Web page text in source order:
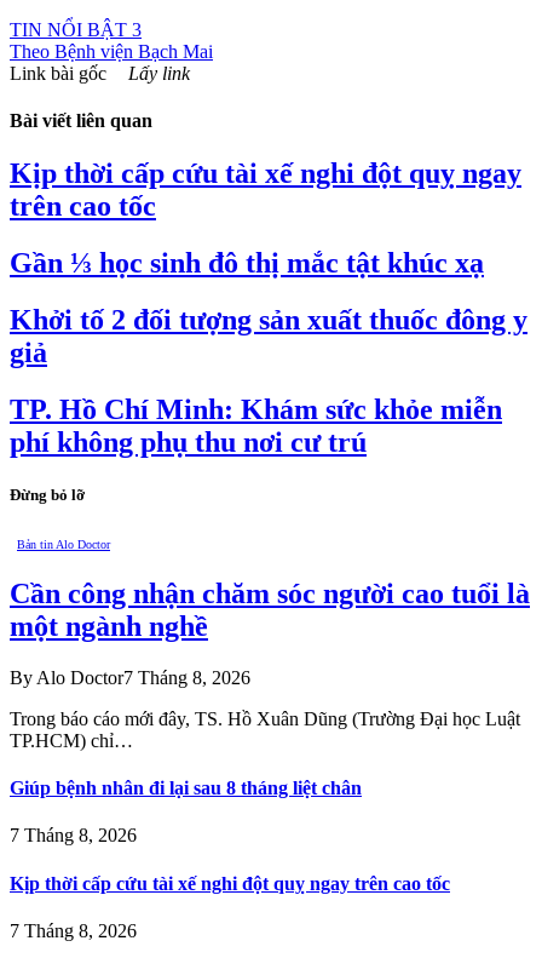
TIN NỔI BẬT 3
Theo Bệnh viện Bạch Mai
Link bài gốc
Lấy link
Bài viết liên quan
Kịp thời cấp cứu tài xế nghi đột quỵ ngay
trên cao tốc
Gần ⅓ học sinh đô thị mắc tật khúc xạ
Khởi tố 2 đối tượng sản xuất thuốc đông y
giả
TP. Hồ Chí Minh: Khám sức khỏe miễn
phí không phụ thu nơi cư trú
Đừng bỏ lỡ
Bản tin Alo Doctor
Cần công nhận chăm sóc người cao tuổi là
một ngành nghề
By Alo Doctor7 Tháng 8, 2026
Trong báo cáo mới đây, TS. Hồ Xuân Dũng (Trường Đại học Luật
TP.HCM) chỉ…
Giúp bệnh nhân đi lại sau 8 tháng liệt chân
7 Tháng 8, 2026
Kịp thời cấp cứu tài xế nghi đột quỵ ngay trên cao tốc
7 Tháng 8, 2026